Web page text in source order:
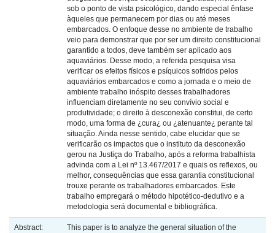
sob o ponto de vista psicológico, dando especial ênfase
àqueles que permanecem por dias ou até meses
embarcados. O enfoque desse no ambiente de trabalho
veio para demonstrar que por ser um direito constitucional
garantido a todos, deve também ser aplicado aos
aquaviários. Desse modo, a referida pesquisa visa
verificar os efeitos físicos e psíquicos sofridos pelos
aquaviários embarcados e como a jornada e o meio de
ambiente trabalho inóspito desses trabalhadores
influenciam diretamente no seu convívio social e
produtividade; o direito à desconexão constitui, de certo
modo, uma forma de ¿cura¿ ou ¿atenuante¿ perante tal
situação. Ainda nesse sentido, cabe elucidar que se
verificarão os impactos que o instituto da desconexão
gerou na Justiça do Trabalho, após a reforma trabalhista
advinda com a Lei nº 13.467/2017 e quais os reflexos, ou
melhor, consequências que essa garantia constitucional
trouxe perante os trabalhadores embarcados. Este
trabalho empregará o método hipotético-dedutivo e a
metodologia será documental e bibliográfica.
Abstract:
This paper is to analyze the general situation of the